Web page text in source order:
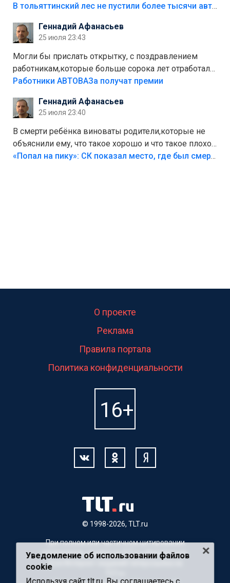
костры,тех надо безбожно штрафовать.Камер полно
Штрафы мизерные.
В тольяттинский лес не пустили более тысячи автомобилей
Геннадий Афанасьев
25 июля 23:43
Могли бы прислать открытку, с поздравлением
работникам,которые больше сорока лет отработали
на предприятии.
Работники АВТОВАЗа получат премии
Геннадий Афанасьев
25 июля 23:40
В смерти ребёнка виноваты родители,которые не
объяснили ему, что такое хорошо и что такое плохо!
Лезть через такой забор,верх безумия,есть же
«Попал на пику»: СК показал место, где был смертельно травмирован ребенок в Тольятти
© 1998-2026, TLT.ru
О проекте
Реклама
Правила портала
Политика конфиденциальности
При полном или частичном цитировании
материалов, ссылка на TLT.ru обязательна.
Для Интернет-изданий гиперссылка на
Уведомление об использовании файлов
cookie